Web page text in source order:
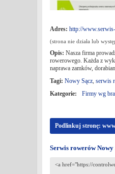
Adres: http://
(strona nie działa lub
Opis: Nasza firma
rowerowego. Każda z
naprawa zamków,
Tagi: Nowy Sącz, serwis
Kategorie:
Firmy wg
Podlinkuj stronę:
Serwis rowerów Nowy